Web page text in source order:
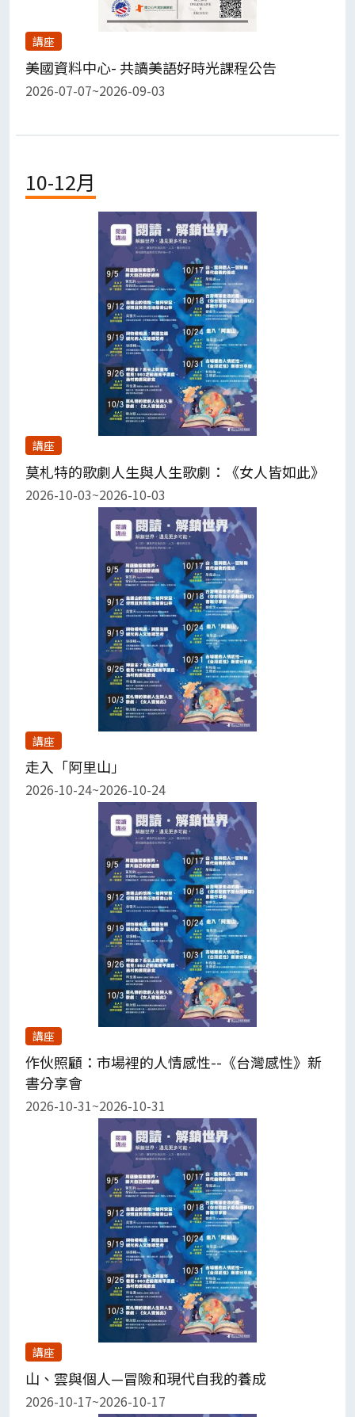
講座
美國資料中心- 共讀美語好時光課程公告
2026-07-07~2026-09-03
10-12月
講座
莫札特的歌劇人生與人生歌劇：《女人皆如此》
2026-10-03~2026-10-03
講座
走入「阿里山」
2026-10-24~2026-10-24
講座
作伙照顧：市場裡的人情感性--《台灣感性》新
書分享會
2026-10-31~2026-10-31
講座
山、雲與個人—冒險和現代自我的養成
2026-10-17~2026-10-17